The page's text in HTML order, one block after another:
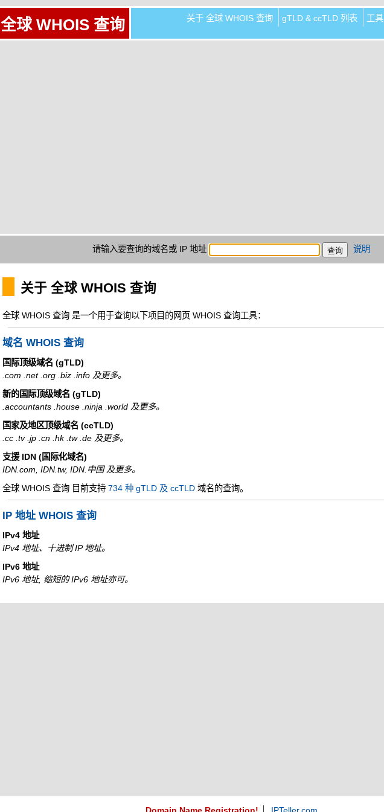
全球 WHOIS 查询 关于 全球 WHOIS 查询 gTLD & ccTLD 列表 工具
请输入要查询的域名或 IP 地址 说明
关于 全球 WHOIS 查询
全球 WHOIS 查询 是一个用于查询以下项目的网页 WHOIS 查询工具：
域名 WHOIS 查询
国际顶级域名 (gTLD)
.com .net .org .biz .info 及更多。
新的国际顶级域名 (gTLD)
.accountants .house .ninja .world 及更多。
国家及地区顶级域名 (ccTLD)
.cc .tv .jp .cn .hk .tw .de 及更多。
支援 IDN (国际化域名)
IDN.com, IDN.tw, IDN.中国 及更多。
全球 WHOIS 查询 目前支持 734 种 gTLD 及 ccTLD 域名的查询。
IP 地址 WHOIS 查询
IPv4 地址
IPv4 地址、十进制 IP 地址。
IPv6 地址
IPv6 地址, 缩短的 IPv6 地址亦可。
Domain Name Registration! IPTeller.com